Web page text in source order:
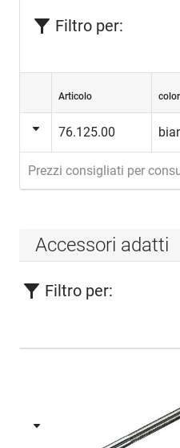
Filtro per:
Articolo
76.125.00
Prezzi consigliati per
Accessori adatti
Filtro per: